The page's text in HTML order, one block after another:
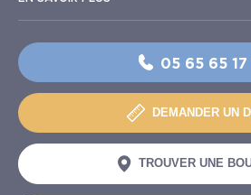
05 65 65 17
DEMANDER UN
TROUVER UNE